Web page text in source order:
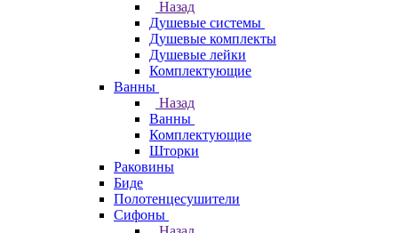
Назад
Душевые системы
Душевые комплекты
Душевые лейки
Комплектующие
Ванны
Назад
Ванны
Комплектующие
Шторки
Раковины
Биде
Полотенцесушители
Сифоны